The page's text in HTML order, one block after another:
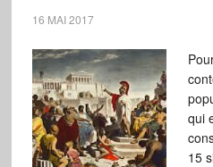
16 MAI 2017
qui
15